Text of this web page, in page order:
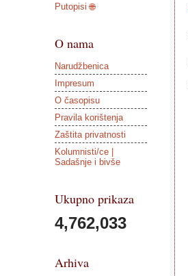
Putopisi 🌐
O nama
Narudžbenica
Impresum
O časopisu
Pravila korištenja
Zaštita privatnosti
Kolumnisti/ce |
Sadašnje i bivše
Ukupno prikaza
4,762,033
Arhiva